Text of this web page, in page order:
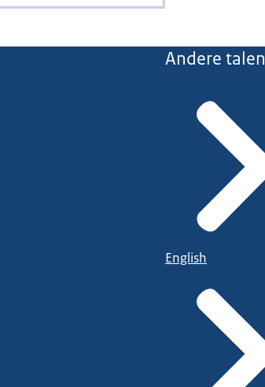
Andere talen
English